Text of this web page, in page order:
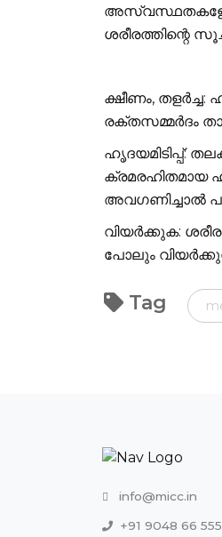
അസ്വസ്ഥതകളോ
ശരീരത്തിന്റെ
ക്ഷീണം, തളര്‍ച്ച:
രക്തസമ്മര്‍ദം
ഹൃദയമിടിപ്പ്:
ക്രമരഹിതമായ
അവഗണിച്ചാല്‍
വിയര്‍ക്കുക:
പോലും
Tag
info@micc.in
+91 9048 66